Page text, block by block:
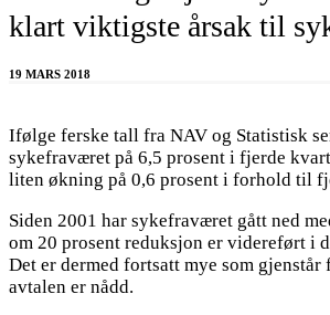
klart viktigste årsak til
19 MARS 2018
Ifølge ferske tall fra NAV og Statistisk
sykefraværet på 6,5 prosent i fjerde
liten økning på 0,6 prosent i forhold til
Siden 2001 har sykefraværet gått ned
om 20 prosent reduksjon er videreført i
Det er dermed fortsatt mye som
avtalen er nådd.